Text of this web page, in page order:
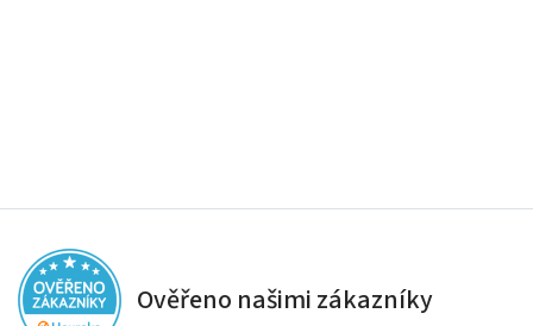
Ověřeno našimi zákazníky